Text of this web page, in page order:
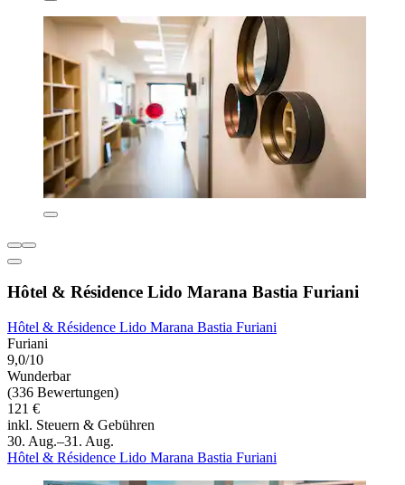
Hôtel & Résidence Lido Marana Bastia Furiani
Hôtel & Résidence Lido Marana Bastia Furiani
Furiani
9,0/10
Wunderbar
(336 Bewertungen)
121 €
inkl. Steuern & Gebühren
30. Aug.–31. Aug.
Hôtel & Résidence Lido Marana Bastia Furiani